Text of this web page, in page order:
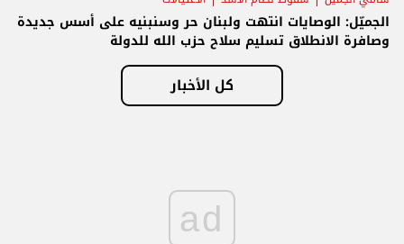
الجميّل: الوصايات انتهت ولبنان حر وسنبنيه على أسس جديدة
وصافرة الانطلاق تسليم سلاح حزب الله للدولة
كل الأخبار
ad